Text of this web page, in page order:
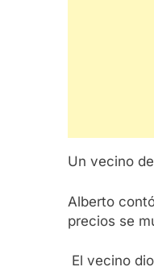
Un vecino
Alberto
precios se
El vecino